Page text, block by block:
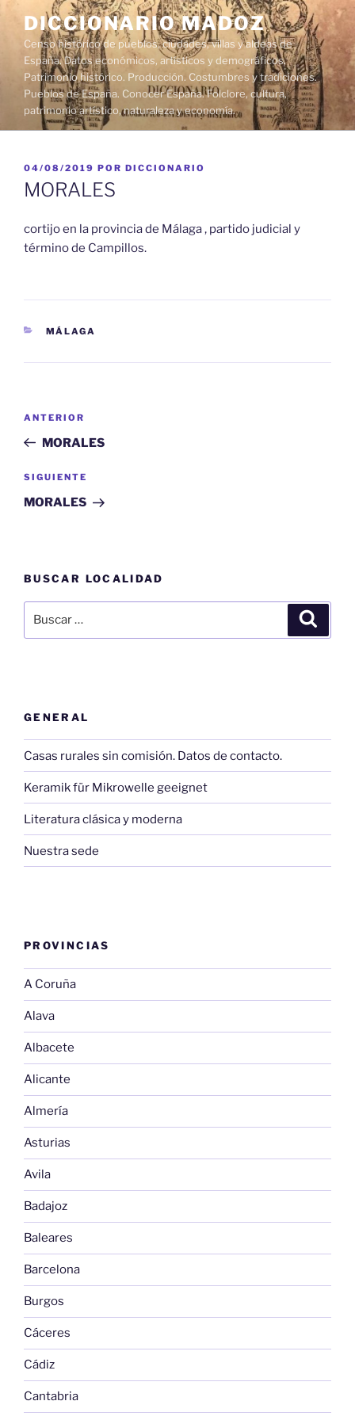
contenido
DICCIONARIO MADOZ
Censo histórico de pueblos, ciudades, villas y aldeas de
España. Datos económicos, artísticos y demográficos.
Patrimonio histórico. Producción. Costumbres y tradiciones.
Pueblos de España. Conocer España. Folclore, cultura,
patrimonio artístico, naturaleza y economía.
PUBLICADO
EL
04/08/2019 POR DICCIONARIO
MORALES
cortijo en la provincia de Málaga , partido judicial y
término de Campillos.
CATEGORÍAS
MÁLAGA
entradas
Entrada
anterior:
ANTERIOR
MORALES
Siguiente
entrada
SIGUIENTE
MORALES
BUSCAR LOCALIDAD
por:
GENERAL
Casas rurales sin comisión. Datos de contacto.
Keramik für Mikrowelle geeignet
Literatura clásica y moderna
Nuestra sede
PROVINCIAS
A Coruña
Alava
Albacete
Alicante
Almería
Asturias
Avila
Badajoz
Baleares
Barcelona
Burgos
Cáceres
Cádiz
Cantabria